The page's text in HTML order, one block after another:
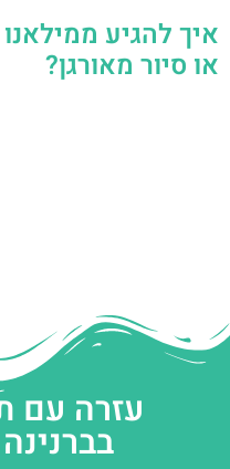
איך להגיע
או סיור מאורגן?
עזרה עם